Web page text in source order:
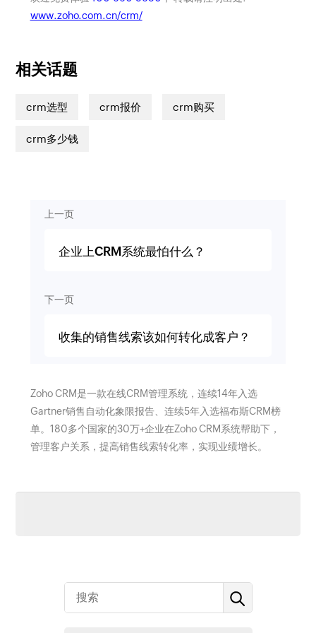
www.zoho.com.cn/crm/
相关话题
crm选型 crm报价 crm购买
crm多少钱
上一页
企业上CRM系统最怕什么？
下一页
收集的销售线索该如何转化成客户？
Zoho CRM是一款在线CRM管理系统，连续14年入选
Gartner销售自动化象限报告、连续5年入选福布斯CRM榜
单。180多个国家的30万+企业在Zoho CRM系统帮助下，
管理客户关系，提高销售线索转化率，实现业绩增长。